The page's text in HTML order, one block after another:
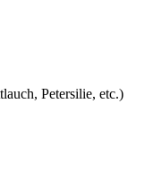
Petersilie, etc.)